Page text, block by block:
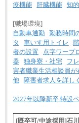
疫機能
肝臓機能 知的
[職場環境]
自動車通勤
勤務時間
タ
車いす用トイレ
者の設置
点字ワープ
器
独身寮・社宅 フ
害者職業生活相談員が
他
障害者求人を詳し
2027年以降新卒 特設
[既卒可/中途採用]石